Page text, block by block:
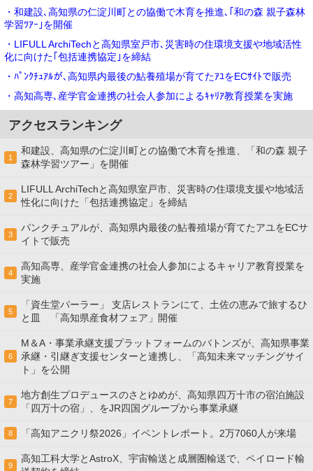
・和建設､高知県の仁淀川町との協働で木育を推進､｢和の森 親子森林
学習ﾂｱｰ｣を開催
・LIFULL ArchiTechと高知県室戸市､災害時の住環境支援や地域活性
化に向けた｢包括連携協定｣を締結
・ﾊﾟﾝｸﾁｭｱﾙが､高知県内最後の鮎養殖場が育てたｱﾕをECｻｲﾄで販売
・高知高専､産学官金連携の社会⼈参加によるｷｬﾘｱ教育授業を実施
アクセスランキング
1
和建設、高知県の仁淀川町との協働で木育を推進、「和の森 親子
森林学習ツアー」を開催
2
LIFULL ArchiTechと高知県室戸市、災害時の住環境支援や地域活
性化に向けた「包括連携協定」を締結
3
パンクチュアルが、高知県内最後の鮎養殖場が育てたアユをECサ
イトで販売
4
高知高専、産学官金連携の社会⼈参加によるキャリア教育授業を
実施
5
「資生堂パーラー」 支店レストランにて、土佐の恵みで旅するひ
と皿 「高知県産食材フェア」開催
6
M＆A・事業承継支援プラットフォームのバトンズが、高知県事業
承継・引継ぎ支援センターと連携し、「高知未来マッチングサイ
ト」を公開
7
地方創生プロデュースのさとゆめが、高知県四万十市の宿泊施設
「四万十の宿」、をJR四国グループから事業承継
8 「高知アニクリ祭2026」イベントレポート。2万7060人が来場
9
高知工科大学とAstroX、宇宙輸送と成層圏輸送で、ペイロード輸